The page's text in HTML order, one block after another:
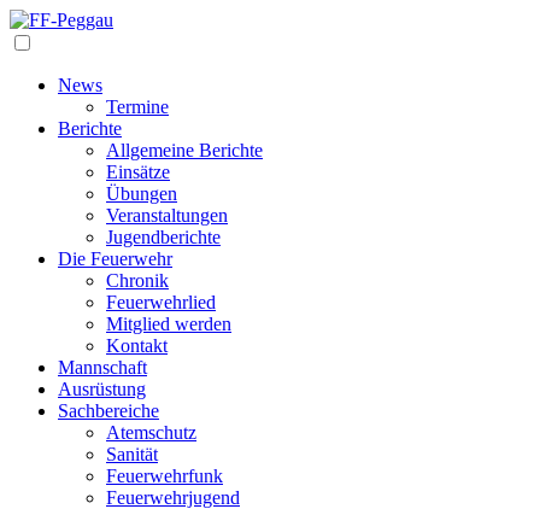
News
Termine
Berichte
Allgemeine Berichte
Einsätze
Übungen
Veranstaltungen
Jugendberichte
Die Feuerwehr
Chronik
Feuerwehrlied
Mitglied werden
Kontakt
Mannschaft
Ausrüstung
Sachbereiche
Atemschutz
Sanität
Feuerwehrfunk
Feuerwehrjugend